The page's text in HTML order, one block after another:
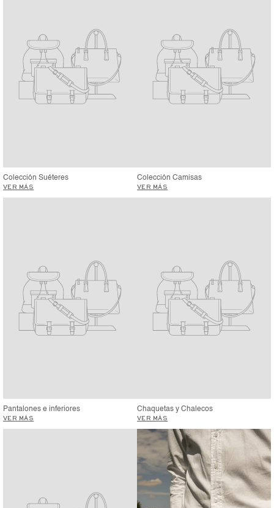
Colección Suéteres
VER MÁS
Colección Camisas
VER MÁS
Pantalones e inferiores
VER MÁS
Chaquetas y Chalecos
VER MÁS